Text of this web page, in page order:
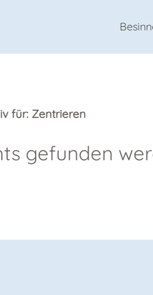
für: Zentrieren
gefunden